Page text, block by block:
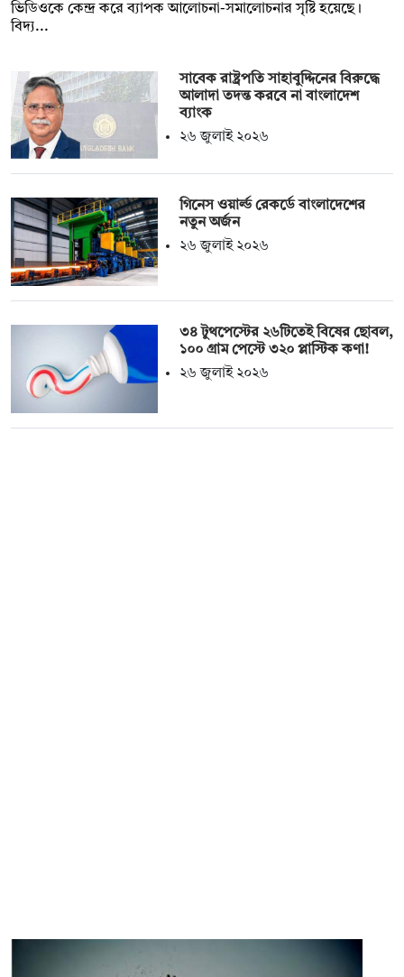
ভিডিওকে কেন্দ্র করে ব্যাপক আলোচনা-সমালোচনার সৃষ্টি হয়েছে।
বিদ্য...
সাবেক রাষ্ট্রপতি সাহাবুদ্দিনের বিরুদ্ধে
আলাদা তদন্ত করবে না বাংলাদেশ
ব্যাংক
২৬ জুলাই ২০২৬
গিনেস ওয়ার্ল্ড রেকর্ডে বাংলাদেশের
নতুন অর্জন
২৬ জুলাই ২০২৬
৩৪ টুথপেস্টের ২৬টিতেই বিষের ছোবল,
১০০ গ্রাম পেস্টে ৩২০ প্লাস্টিক কণা!
২৬ জুলাই ২০২৬